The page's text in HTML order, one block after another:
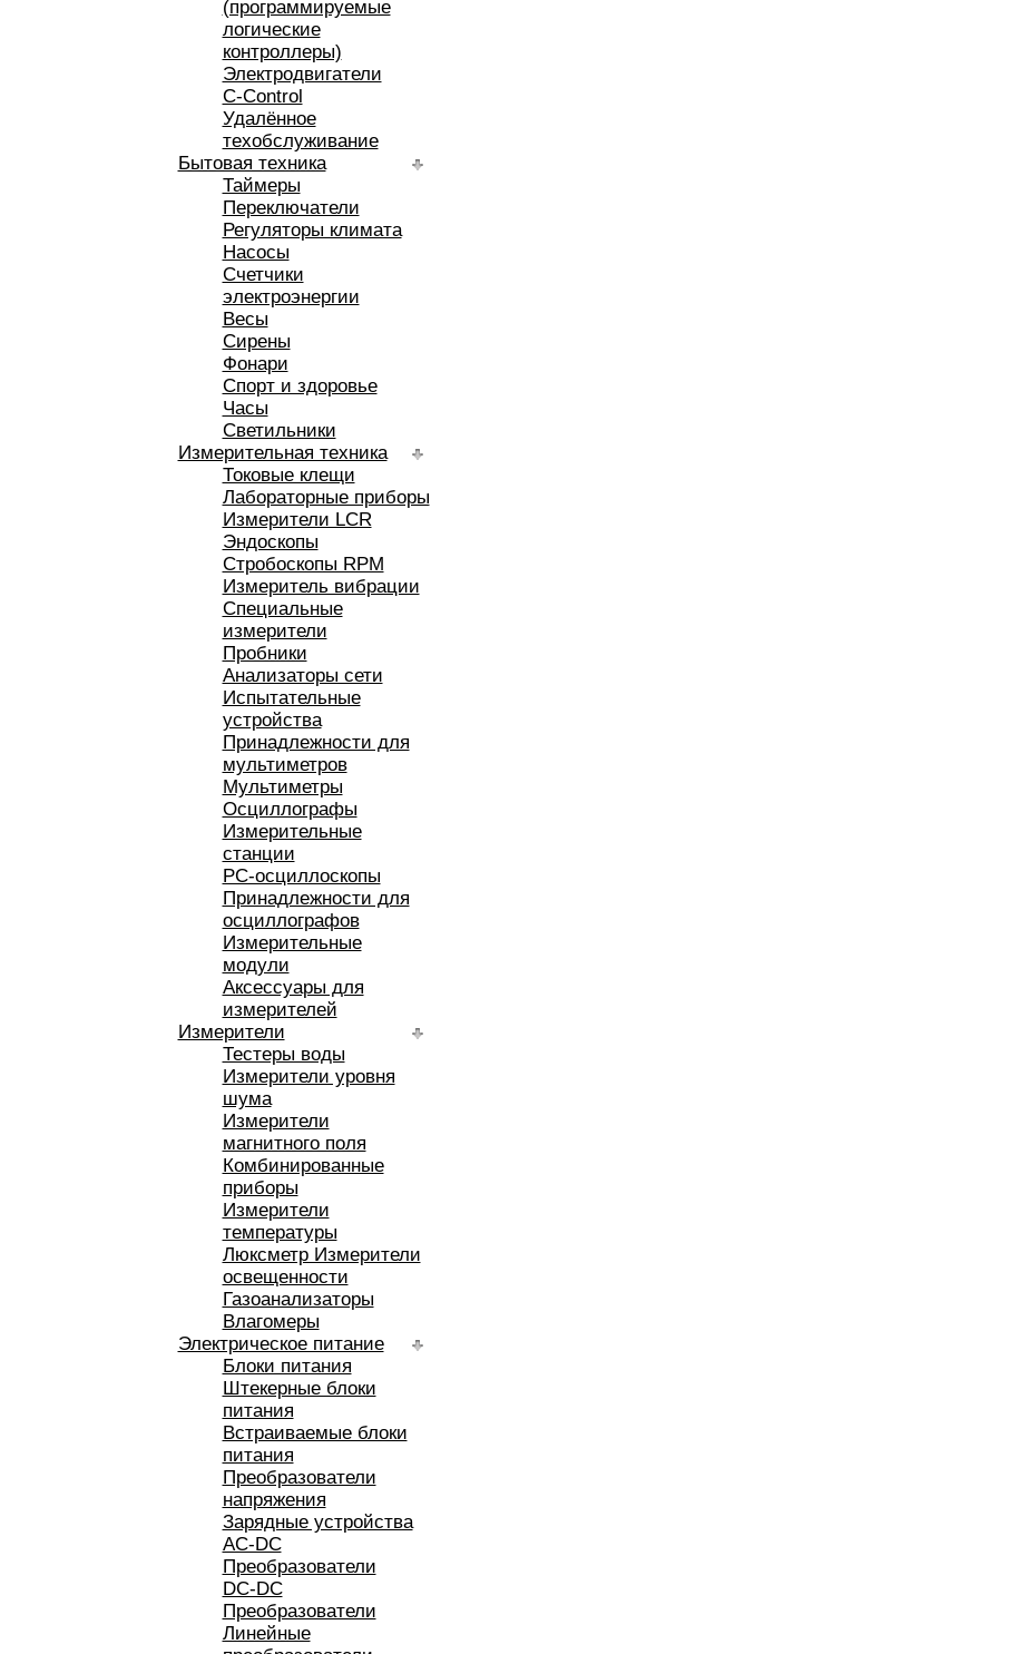
(программируемые
логические
контроллеры)
Электродвигатели
C-Control
Удалённое
техобслуживание
Бытовая техника
Таймеры
Переключатели
Регуляторы климата
Насосы
Счетчики
электроэнергии
Весы
Сирены
Фонари
Спорт и здоровье
Часы
Светильники
Измерительная техника
Токовые клещи
Лабораторные приборы
Измерители LCR
Эндоскопы
Стробоскопы RPM
Измеритель вибрации
Специальные
измерители
Пробники
Анализаторы сети
Испытательные
устройства
Принадлежности для
мультиметров
Мультиметры
Осциллографы
Измерительные
станции
РС-осциллоскопы
Принадлежности для
осциллографов
Измерительные
модули
Аксессуары для
измерителей
Измерители
Тестеры воды
Измерители уровня
шума
Измерители
магнитного поля
Комбинированные
приборы
Измерители
температуры
Люксметр Измерители
освещенности
Газоанализаторы
Влагомеры
Электрическое питание
Блоки питания
Штекерные блоки
питания
Встраиваемые блоки
питания
Преобразователи
напряжения
Зарядные устройства
AC-DC
Преобразователи
DC-DC
Преобразователи
Линейные